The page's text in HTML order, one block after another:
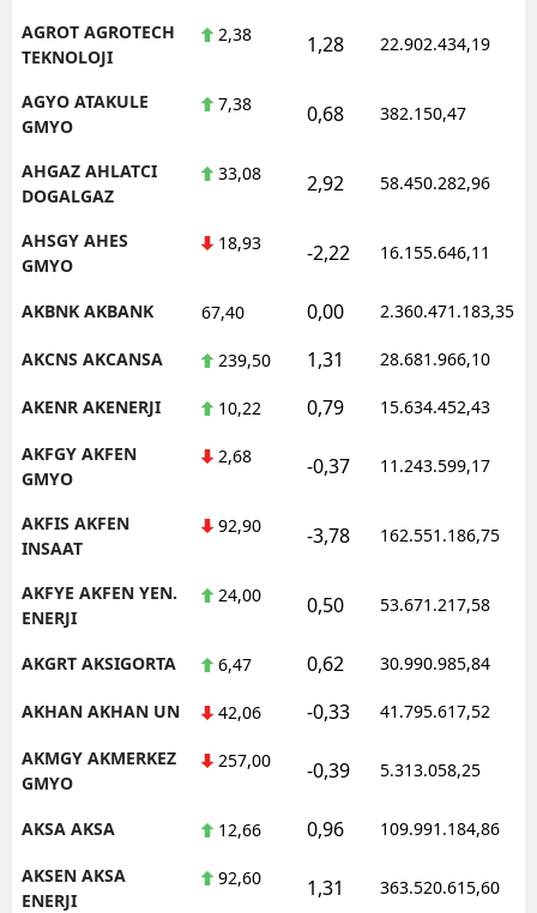
AGROT AGROTECH
TEKNOLOJI
2,38 1,28 22.902.434,19
AGYO ATAKULE
GMYO
7,38 0,68 382.150,47
AHGAZ AHLATCI
DOGALGAZ
33,08 2,92 58.450.282,96
AHSGY AHES
GMYO
18,93 -2,22 16.155.646,11
AKBNK AKBANK 67,40 0,00 2.360.471.183,35
AKCNS AKCANSA 239,50 1,31 28.681.966,10
AKENR AKENERJI 10,22 0,79 15.634.452,43
AKFGY AKFEN
GMYO
2,68 -0,37 11.243.599,17
AKFIS AKFEN
INSAAT
92,90 -3,78 162.551.186,75
AKFYE AKFEN YEN.
ENERJI
24,00 0,50 53.671.217,58
AKGRT AKSIGORTA 6,47 0,62 30.990.985,84
AKHAN AKHAN UN 42,06 -0,33 41.795.617,52
AKMGY AKMERKEZ
GMYO
257,00 -0,39 5.313.058,25
AKSA AKSA 12,66 0,96 109.991.184,86
AKSEN AKSA
ENERJI
92,60 1,31 363.520.615,60